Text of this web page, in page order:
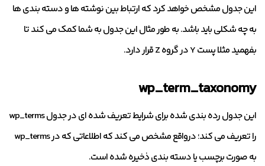
این جدول مشخص خواهد کرد که ارتباط بین نوشته ها و دسته بندی ها
به چه شکلی باید باشد. به طور مثال این جدول به شما کمک می کند تا
بفهمید مثلا پست Y در گروه Z قرار دارد.
wp_term_taxonomy
این جدول رده بندی شده برای شرایط تعریف شده ای در جدول wp_terms
را تعریف می کند؛ درواقع مشخص می کند که اطلاعاتی که در wp_terms
به صورت برچسب یا دسته بندی ذخیره شده است.